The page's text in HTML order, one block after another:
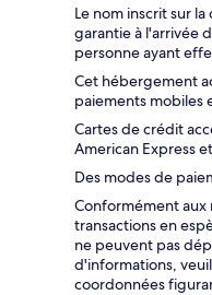
Le nom inscrit sur
garantie à l'arrivée
personne ayant
Cet hébergement
paiements mobiles
Cartes de crédit
American Express
Des modes de
Conformément aux
transactions en
ne peuvent pas
d'informations,
coordonnées